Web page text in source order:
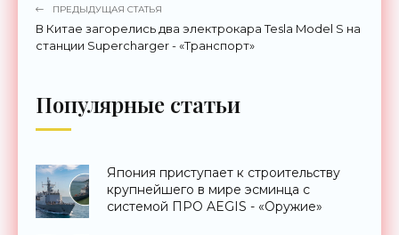
ПРЕДЫДУЩАЯ СТАТЬЯ
В Китае загорелись два электрокара Tesla Model S на
станции Supercharger - «Транспорт»
Популярные статьи
Япония приступает к строительству
крупнейшего в мире эсминца с
системой ПРО AEGIS - «Оружие»